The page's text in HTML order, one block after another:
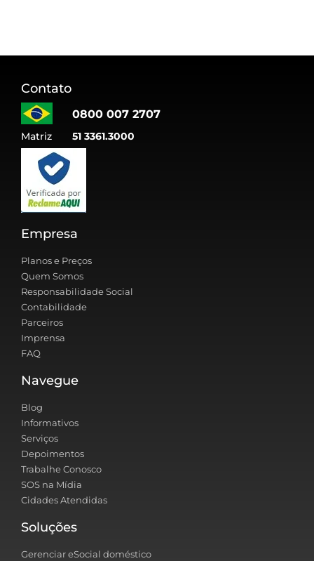
Contato
0800 007 2707
Matriz 51 3361.3000
Empresa
Planos e Preços
Quem Somos
Responsabilidade Social
Contabilidade
Parceiros
Imprensa
FAQ
Navegue
Blog
Informativos
Serviços
Depoimentos
Trabalhe Conosco
SOS na Mídia
Cidades Atendidas
Soluções
Gerenciar eSocial doméstico